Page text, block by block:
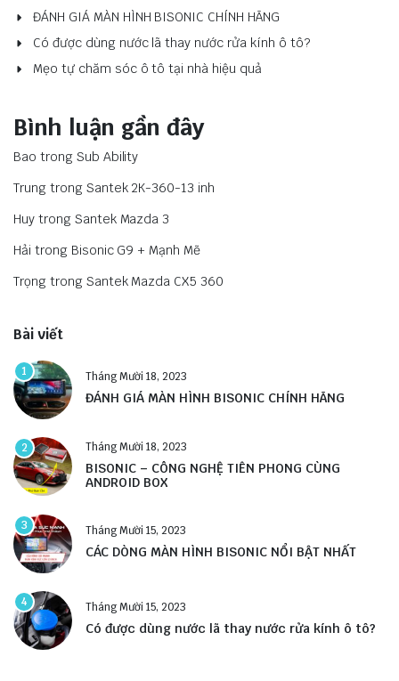
ĐÁNH GIÁ MÀN HÌNH BISONIC CHÍNH HÃNG
Có được dùng nước lã thay nước rửa kính ô tô?
Mẹo tự chăm sóc ô tô tại nhà hiệu quả
Bình luận gần đây
Bao trong Sub Ability
Trungtrong Santek 2K-360-13 inh
Huytrong Santek Mazda 3
Hải trong Bisonic G9 + Mạnh Mẽ
Trọngtrong Santek Mazda CX5 360
Bài viết
1 Tháng Mười 18, 2023
ĐÁNH GIÁ MÀN HÌNH BISONIC CHÍNH HÃNG
2 Tháng Mười 18, 2023
BISONIC – CÔNG NGHỆ TIÊN PHONG CÙNG
ANDROID BOX
3 Tháng Mười 15, 2023
CÁC DÒNG MÀN HÌNH BISONIC NỔI BẬT NHẤT
4 Tháng Mười 15, 2023
Có được dùng nước lã thay nước rửa kính ô tô?